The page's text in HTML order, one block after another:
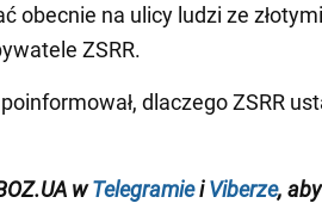
obecnie na ulicy ludzi ze
ZSRR.
dlaczego ZSRR
wTelegramieiViberze,